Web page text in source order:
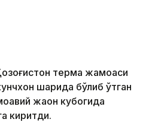
терма жамоаси
шаҳрида бўлиб ўтган
жаҳон кубогида
киритди.